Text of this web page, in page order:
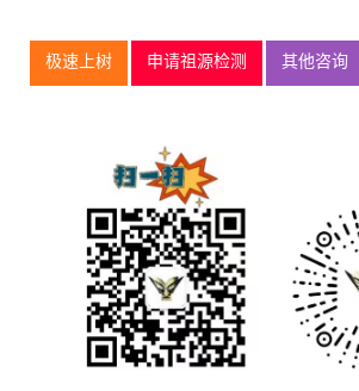
极速上树 申请祖源检测 其他咨询